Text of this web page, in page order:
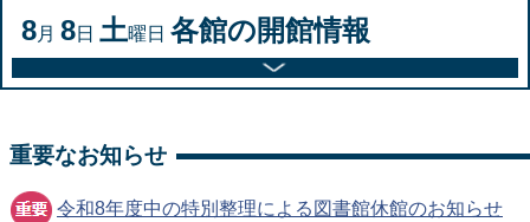
8月 8日 土曜日 各館の開館情報
重要なお知らせ
令和8年度中の特別整理による図書館休館のお知らせ